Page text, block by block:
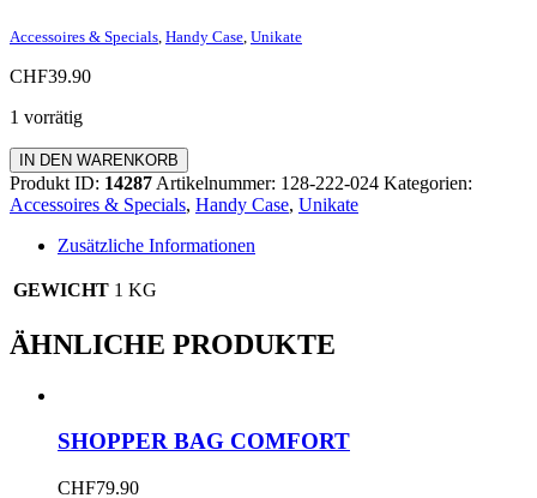
Accessoires & Specials Handy Case Unikate
CHF39.90
1 vorrätig
Handy
Case
mit
Menge
IN DEN WARENKORB
Produkt ID: 14287 Artikelnummer: 128-222-024 Kategorien:
Accessoires & Specials, Handy Case, Unikate
Zusätzliche Informationen
GEWICHT 1 KG
ÄHNLICHE PRODUKTE
SHOPPER BAG COMFORT
CHF79.90